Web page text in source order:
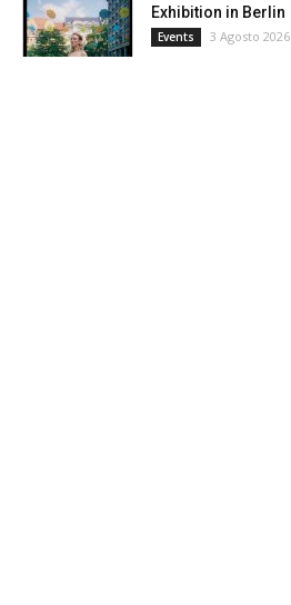
Exhibition in Berlin
Events 3 Agosto 2026